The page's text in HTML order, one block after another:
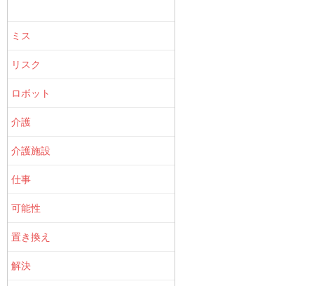
ミス
リスク
ロボット
介護
介護施設
仕事
可能性
置き換え
解決